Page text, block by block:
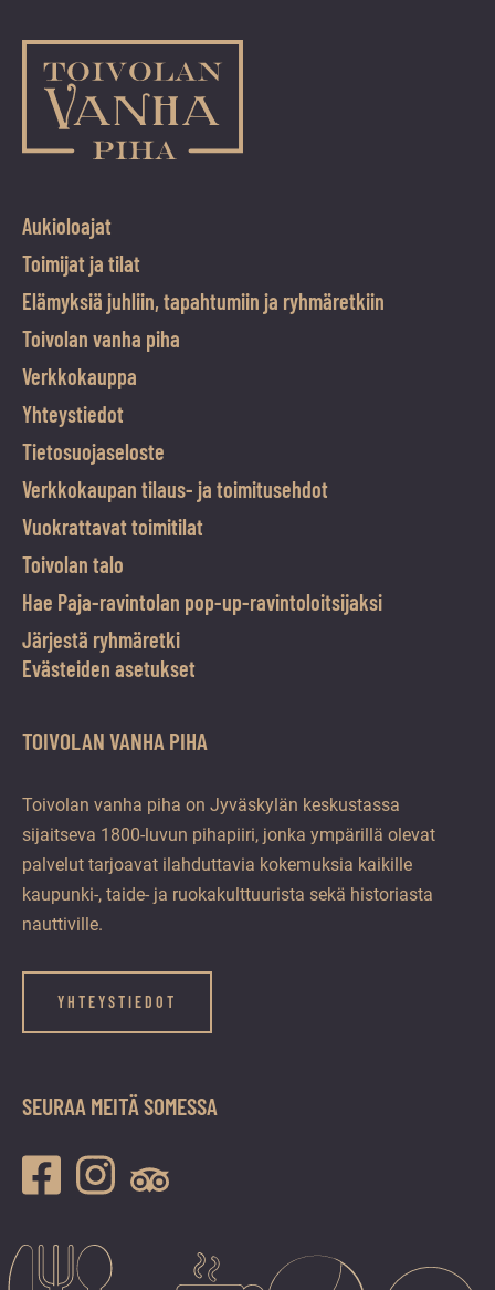
Aukioloajat
Toimijat ja tilat
Elämyksiä juhliin, tapahtumiin ja ryhmäretkiin
Toivolan vanha piha
Verkkokauppa
Yhteystiedot
Tietosuojaseloste
Verkkokaupan tilaus- ja toimitusehdot
Vuokrattavat toimitilat
Toivolan talo
Hae Paja-ravintolan pop-up-ravintoloitsijaksi
Järjestä ryhmäretki
Evästeiden asetukset
TOIVOLAN VANHA PIHA
Toivolan vanha piha on Jyväskylän keskustassa
sijaitseva 1800-luvun pihapiiri, jonka ympärillä olevat
palvelut tarjoavat ilahduttavia kokemuksia kaikille
kaupunki-, taide- ja ruokakulttuurista sekä historiasta
nauttiville.
YHTEYSTIEDOT
SEURAA MEITÄ SOMESSA